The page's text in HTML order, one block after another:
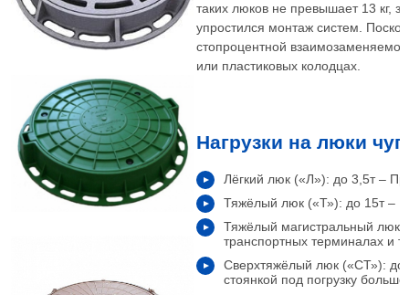
таких люков не превышает 13 кг,
упростился монтаж систем.
стопроцентной
или пластиковых колодцах.
Нагрузки на люки
Лёгкий люк («Л»): до 3,5т –
Тяжёлый люк («Т»): до 15т –
Тяжёлый магистральный люк
транспортных терминалах и
Сверхтяжёлый люк («СТ»): до
стоянкой под погрузку